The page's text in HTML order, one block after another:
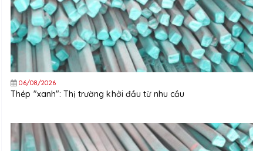
06/08/2026
Thép "xanh": Thị trường khởi đầu từ nhu cầu